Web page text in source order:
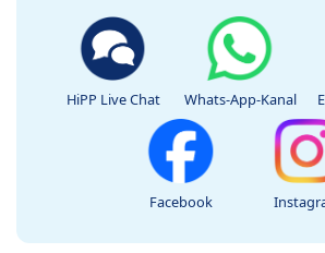
HiPP Live Chat Whats-App-Kanal
Facebook